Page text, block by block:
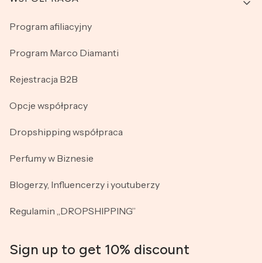
Program afiliacyjny
Program Marco Diamanti
Rejestracja B2B
Opcje współpracy
Dropshipping współpraca
Perfumy w Biznesie
Blogerzy, Influencerzy i youtuberzy
Regulamin „DROPSHIPPING”
Sign up to get 10% discount